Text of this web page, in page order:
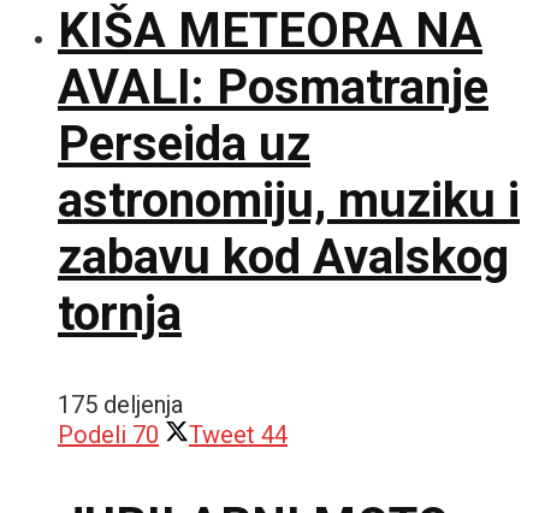
KIŠA METEORA NA
AVALI: Posmatranje
Perseida uz
astronomiju, muziku i
zabavu kod Avalskog
tornja
175 deljenja
Podeli 70 Tweet 44